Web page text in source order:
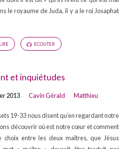
le royaume de Juda, il y a le roi Josaphat
LIRE ECOUTER
et inquiétudes
2013 Cavin Gérald Matthieu
19-33 nous disent qu’en regardant notre
découvrir où est notre cœur et comment
choix entre les deux maîtres, que Jésus